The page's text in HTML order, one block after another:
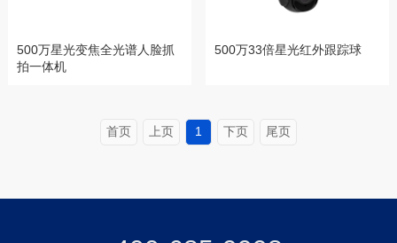
500万星光变焦全光谱人脸抓
拍一体机
500万33倍星光红外跟踪球
首页 上页 1 下页 尾页